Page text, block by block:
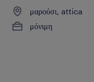
μαρούσι, attica
μόνιμη